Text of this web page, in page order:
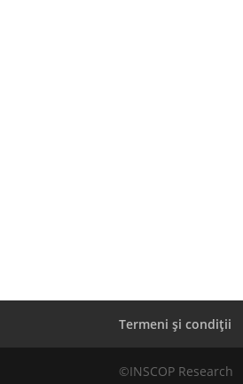
Termeni și condiții
©INSCOP Research